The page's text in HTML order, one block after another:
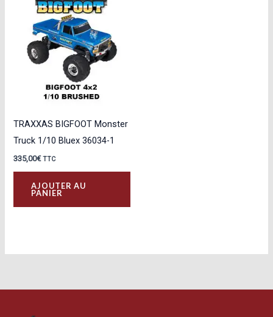
TRAXXAS BIGFOOT Monster
Truck 1/10 Bluex 36034-1
335,00€ TTC
AJOUTER AU
PANIER